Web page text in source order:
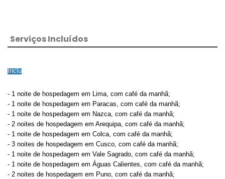
Serviços Incluídos
Inclu
- 1 noite de hospedagem em Lima, com café da manhã;
- 1 noite de hospedagem em Paracas, com café da manhã;
- 1 noite de hospedagem em Nazca, com café da manhã;
- 2 noites de hospedagem em Arequipa, com café da manhã;
- 1 noite de hospedagem em Colca, com café da manhã;
- 3 noites de hospedagem em Cusco, com café da manhã;
- 1 noite de hospedagem em Vale Sagrado, com café da manhã;
- 1 noite de hospedagem em Águas Calientes, com café da manhã;
- 2 noites de hospedagem em Puno, com café da manhã;